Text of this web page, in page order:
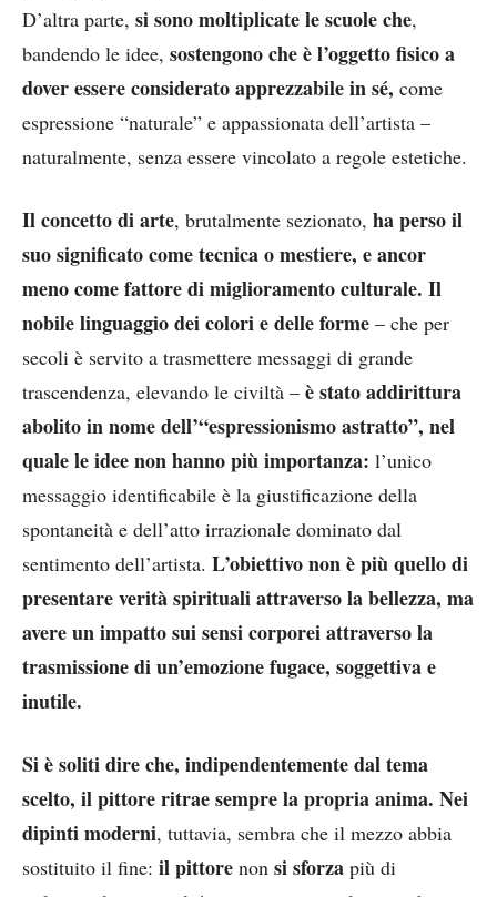
D’altra parte, si sono moltiplicate le scuole che,
bandendo le idee, sostengono che è l’oggetto fisico a
dover essere considerato apprezzabile in sé, come
espressione “naturale” e appassionata dell’artista –
naturalmente, senza essere vincolato a regole estetiche.
Il concetto di arte, brutalmente sezionato, ha perso il
suo significato come tecnica o mestiere, e ancor
meno come fattore di miglioramento culturale. Il
nobile linguaggio dei colori e delle forme – che per
secoli è servito a trasmettere messaggi di grande
trascendenza, elevando le civiltà – è stato addirittura
abolito in nome dell’“espressionismo astratto”, nel
quale le idee non hanno più importanza: l’unico
messaggio identificabile è la giustificazione della
spontaneità e dell’atto irrazionale dominato dal
sentimento dell’artista. L’obiettivo non è più quello di
presentare verità spirituali attraverso la bellezza, ma
avere un impatto sui sensi corporei attraverso la
trasmissione di un’emozione fugace, soggettiva e
inutile.
Si è soliti dire che, indipendentemente dal tema
scelto, il pittore ritrae sempre la propria anima. Nei
dipinti moderni, tuttavia, sembra che il mezzo abbia
sostituito il fine: il pittore non si sforza più di